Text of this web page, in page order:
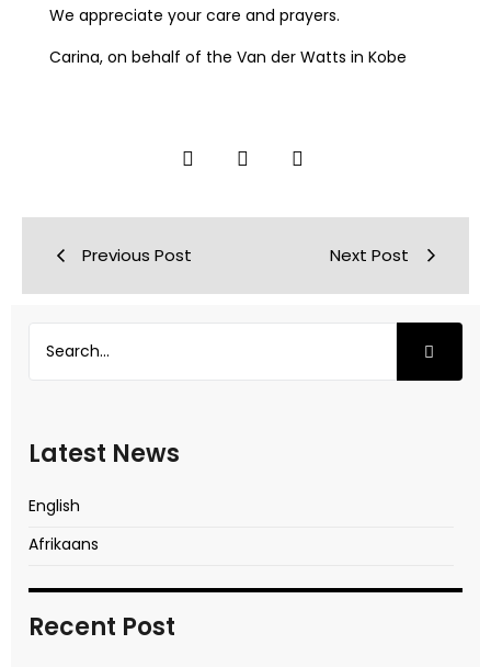
We appreciate your care and prayers.
Carina, on behalf of the Van der Watts in Kobe
Previous Post Next Post
Latest News
English
Afrikaans
Recent Post